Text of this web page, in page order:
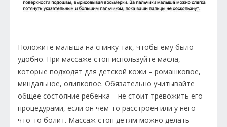
Положите малыша на спинку так, чтобы ему было
удобно. При массаже стоп используйте масла,
которые подходят для детской кожи – ромашковое,
миндальное, оливковое. Обязательно учитывайте
общее состояние ребенка – не стоит тревожить его
процедурами, если он чем-то расстроен или у него
что-то болит. Массаж стоп детям можно делать